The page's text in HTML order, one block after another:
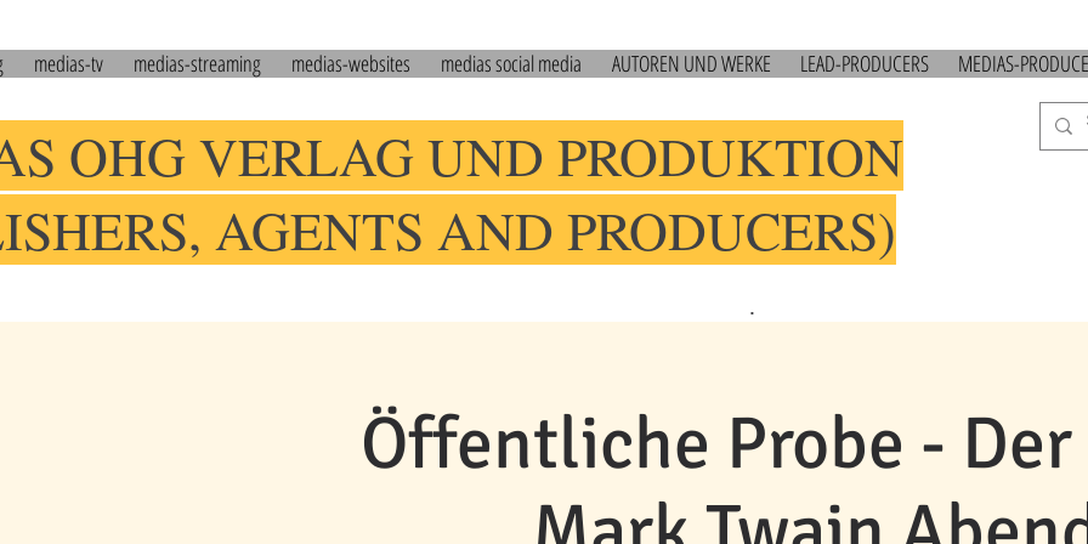
medias-tv medias-streaming medias-websites medias social media AUTOREN UND WERKE LEAD-PRODUCERS MEDIAS-
OHG VERLAG UND PRODUKTION
AGENTS AND PRODUCERS)
.
Öffentliche Probe -